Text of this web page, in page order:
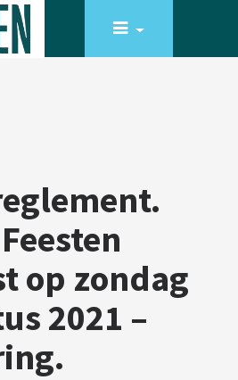
op zondag
2021 –